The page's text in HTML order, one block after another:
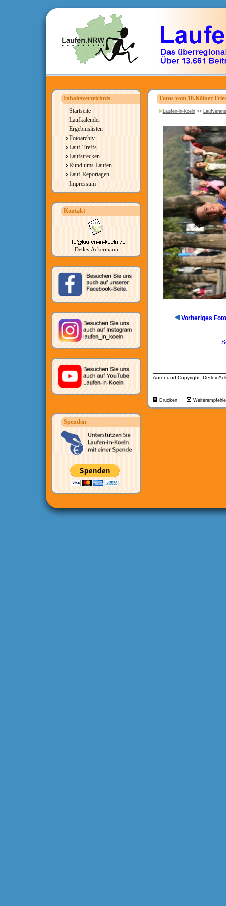
Inhaltsverzeichnis
Startseite
Laufkalender
Ergebnislisten
Fotoarchiv
Lauf-Treffs
Laufstrecken
Rund ums Laufen
Lauf-Reportagen
Impressum
Kontakt
Detlev Ackermann
Spenden
Fotos vom 18.Kölner
Laufen-in-Koeln>>
Vorheriges Foto
Autor und Copyright: Detlev
Drucken